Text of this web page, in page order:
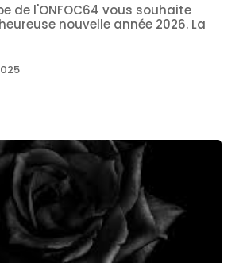
de l'ONFOC64 vous souhaite
nouvelle année 2026. La